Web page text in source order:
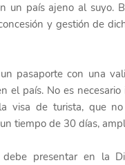
un país ajeno al suyo.
y gestión de
pasaporte con una
el país. No es
visa de turista, que no
tiempo de 30 días,
presentar en la